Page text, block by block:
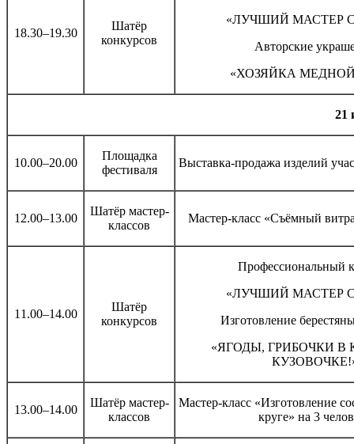
18.30–19.30
Шатёр
конкурсов
«ЛУЧШИЙ МАСТЕР
Авторские
«ХОЗЯЙКА
21
10.00–20.00
Площадка
фестиваля
Выставка-продажа изделий
12.00–13.00
Шатёр мастер-
классов
Мастер-класс «Съёмный
11.00–14.00
Шатёр
конкурсов
Профессиональный
«ЛУЧШИЙ МАСТЕР
Изготовление
«ЯГОДЫ, ГРИБОЧКИ В
13.00–14.00
Шатёр мастер-
классов
Мастер-класс «Изготовление
круге» на 3